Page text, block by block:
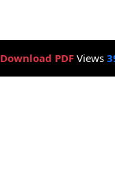
Download PDFViews